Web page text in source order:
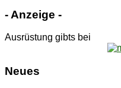
- An­zei­ge -
Ausrüstung gibts bei
Neu­es